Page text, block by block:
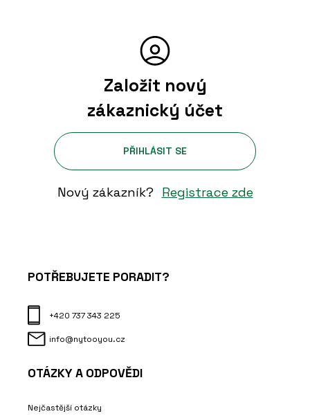
Založit nový
zákaznický účet
PŘIHLÁSIT SE
Nový zákazník? Registrace zde
POTŘEBUJETE PORADIT?
+420 737 343 225
info@nytooyou.cz
OTÁZKY A ODPOVĚDI
Nejčastější otázky